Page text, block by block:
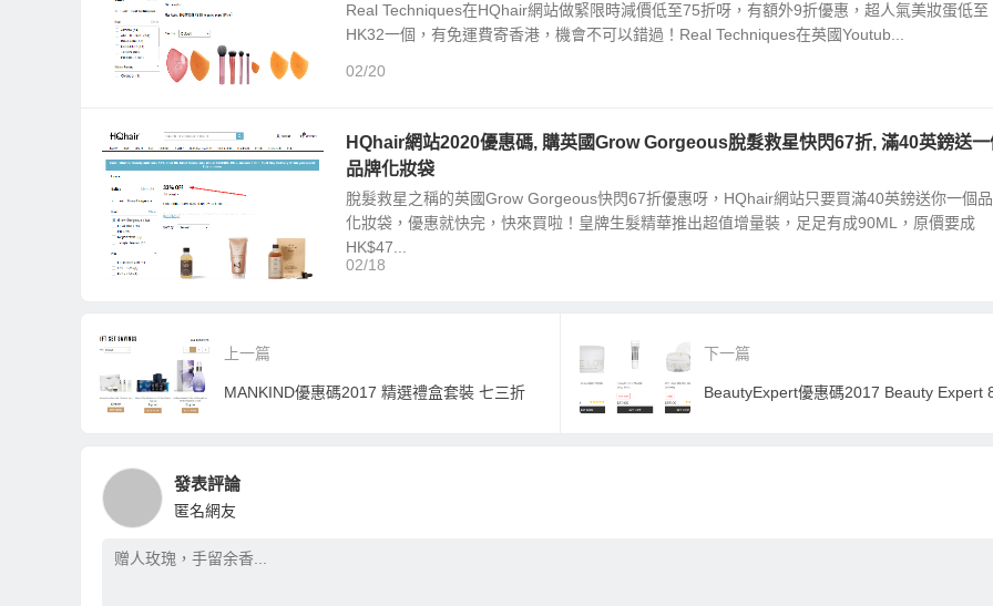
Real Techniques在HQhair網站做緊限時減價低至75折呀，有額外9折優惠，超人氣美妝蛋低至
HK32一個，有免運費寄香港，機會不可以錯過！Real Techniques在英國Youtub...
02/20
HQhair網站2020優惠碼, 購英國Grow Gorgeous脫髮救星快閃67折, 滿40英鎊送一
品牌化妝袋
脫髮救星之稱的英國Grow Gorgeous快閃67折優惠呀，HQhair網站只要買滿40英鎊送你一個
化妝袋，優惠就快完，快來買啦！皇牌生髮精華推出超值增量裝，足足有成90ML，原價要成
HK$47...
02/18
上一篇
MANKIND優惠碼2017 精選禮盒套裝 七三折
下一篇
發表評論
匿名網友